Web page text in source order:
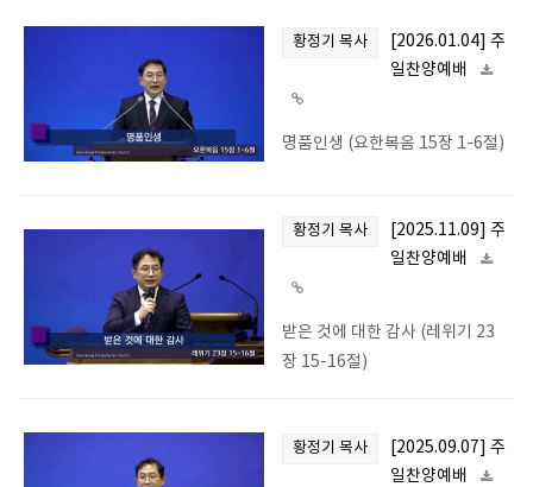
황정기 목사
[2026.01.04] 주
일찬양예배
명품인생 (요한복음 15장 1-6절)
황정기 목사
[2025.11.09] 주
일찬양예배
받은 것에 대한 감사 (레위기 23
장 15-16절)
황정기 목사
[2025.09.07] 주
일찬양예배